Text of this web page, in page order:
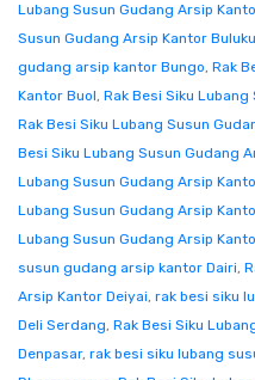
Lubang Susun Gudang Arsip
Susun Gudang Arsip Kantor
gudang arsip kantor Bungo, Rak
Kantor Buol, Rak Besi Siku
Rak Besi Siku Lubang Susun
Besi Siku Lubang Susun Gudang
Lubang Susun Gudang Arsip
Lubang Susun Gudang Arsip
Lubang Susun Gudang Arsip
susun gudang arsip kantor Dairi,
Arsip Kantor Deiyai, rak besi siku
Deli Serdang, Rak Besi Siku
Denpasar, rak besi siku lubang